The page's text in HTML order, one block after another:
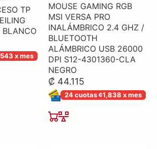
TP
BLANCO
x mes
MOUSE GAMING RGB
MSI VERSA PRO
INALÁMBRICO 2.4 GHZ /
BLUETOOTH
ALÁMBRICO USB 26000
DPI S12-4301360-CLA
NEGRO
₡ 44.115
24 cuotas ¢1,838 x mes